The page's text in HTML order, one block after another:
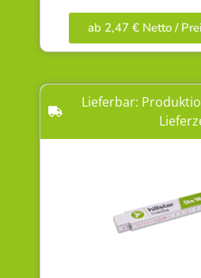
ab 2,47 € Netto /
Lieferbar: